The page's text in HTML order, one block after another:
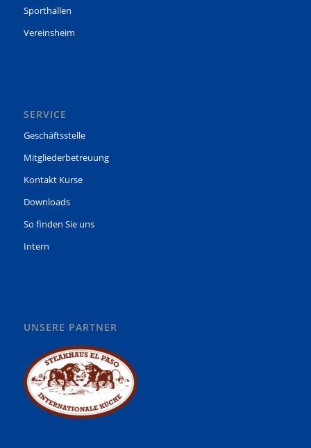
Sporthallen
Vereinsheim
SERVICE
Geschäftsstelle
Mitgliederbetreuung
Kontakt Kurse
Downloads
So finden Sie uns
Intern
UNSERE PARTNER